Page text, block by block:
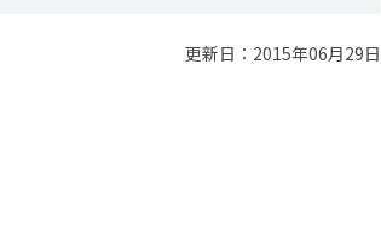
ICT教育への挑戦
学生寮
更新日：2015年06月29日